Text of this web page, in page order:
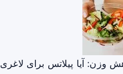
وزن: آیا پیلاتس برای لاغری